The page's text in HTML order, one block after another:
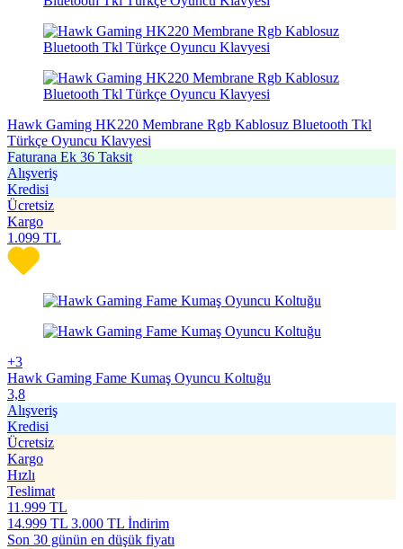
Hawk Gaming HK220 Membrane Rgb Kablosuz Bluetooth Tkl
Türkçe Oyuncu Klavyesi
Faturana Ek 36 Taksit
Alışveriş
Kredisi
Ücretsiz
Kargo
1.099 TL
+3
Hawk Gaming Fame Kumaş Oyuncu Koltuğu
3,8
Alışveriş
Kredisi
Ücretsiz
Kargo
Hızlı
Teslimat
11.999 TL
14.999 TL 3.000 TL İndirim
Son 30 günün en düşük fiyatı